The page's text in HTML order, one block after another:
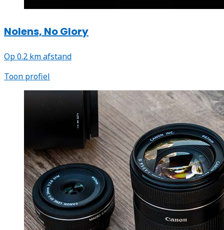
Nolens, No Glory
Op 0.2 km afstand
Toon profiel